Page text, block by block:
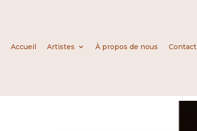
Accueil Artistes À propos de nous Contact